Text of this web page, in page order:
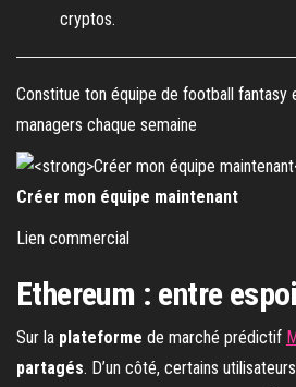
cryptos.
Constitue ton équipe de football
managers chaque semaine
Créer mon équipe maintenant
Lien commercial
Ethereum : entre
Sur la plateforme de marché prédictif
partagés. D’un côté, certains